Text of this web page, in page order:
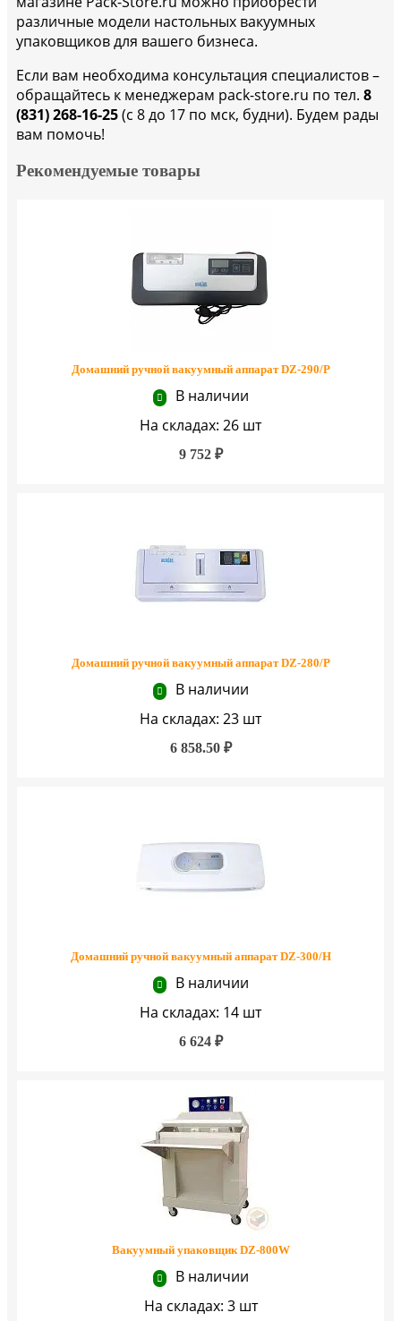
различные модели настольных вакуумных
упаковщиков для вашего бизнеса.
Если вам необходима консультация специалистов –
обращайтесь к менеджерам pack-store.ru по тел. 8
(831) 268-16-25(с 8 до 17 по мск, будни). Будем рады
вам помочь!
Рекомендуемые товары
Домашний ручной вакуумный аппарат DZ-290/P
В наличии
На складах: 26 шт
9 752 ₽
Домашний ручной вакуумный аппарат DZ-280/P
В наличии
На складах: 23 шт
6 858.50 ₽
Домашний ручной вакуумный аппарат DZ-300/H
В наличии
На складах: 14 шт
6 624 ₽
Вакуумный упаковщик DZ-800W
В наличии
На складах: 3 шт